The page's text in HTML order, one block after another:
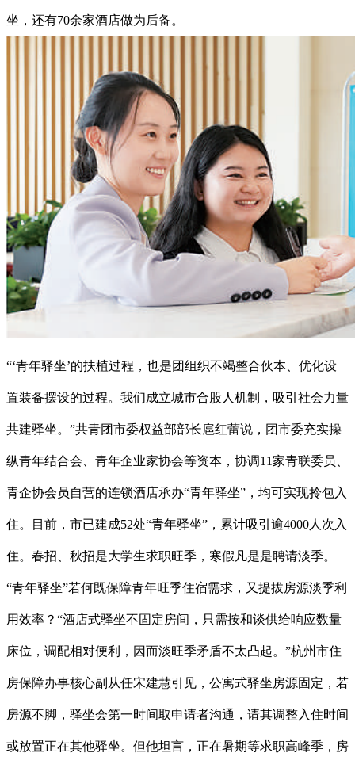
坐，还有70余家酒店做为后备。
“‘青年驿坐’的扶植过程，也是团组织不竭整合伙本、优化设
置装备摆设的过程。我们成立城市合股人机制，吸引社会力量
共建驿坐。”共青团市委权益部部长扈红蕾说，团市委充实操
纵青年结合会、青年企业家协会等资本，协调11家青联委员、
青企协会员自营的连锁酒店承办“青年驿坐”，均可实现拎包入
住。目前，市已建成52处“青年驿坐”，累计吸引逾4000人次入
住。春招、秋招是大学生求职旺季，寒假凡是是聘请淡季。
“青年驿坐”若何既保障青年旺季住宿需求，又提拔房源淡季利
用效率？“酒店式驿坐不固定房间，只需按和谈供给响应数量
床位，调配相对便利，因而淡旺季矛盾不太凸起。”杭州市住
房保障办事核心副从任宋建慧引见，公寓式驿坐房源固定，若
房源不脚，驿坐会第一时间取申请者沟通，请其调整入住时间
或放置正在其他驿坐。但他坦言，正在暑期等求职高峰季，房